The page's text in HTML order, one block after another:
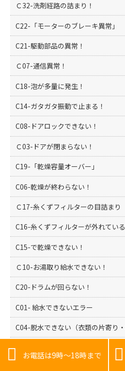
Ｃ32-洗剤経路の詰まり！
C22-「モーターのブレーキ異常」
C21-駆動部品の異常！
Ｃ07-通信異常！
C18-泡が多量に発生！
C14-ガタガタ振動で止まる！
C08-ドアロックできない！
Ｃ03-ドアが閉まらない！
C19-「乾燥容量オーバー」
C06-乾燥が終わらない！
Ｃ17-糸くずフィルターの目詰まり
C16-糸くずフィルターが外れている
C15-で乾燥できない！
Ｃ10-お湯取り給水できない！
C20-ドラムが回らない！
C01- 給水できないエラー
C04-脱水できない（衣類の片寄り
C02-排水不良、で排水できない！
 お電話は9時～18時まで 